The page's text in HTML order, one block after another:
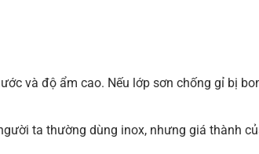
và độ ẩm cao. Nếu lớp sơn chống gỉ bị
ta thường dùng inox, nhưng giá thành